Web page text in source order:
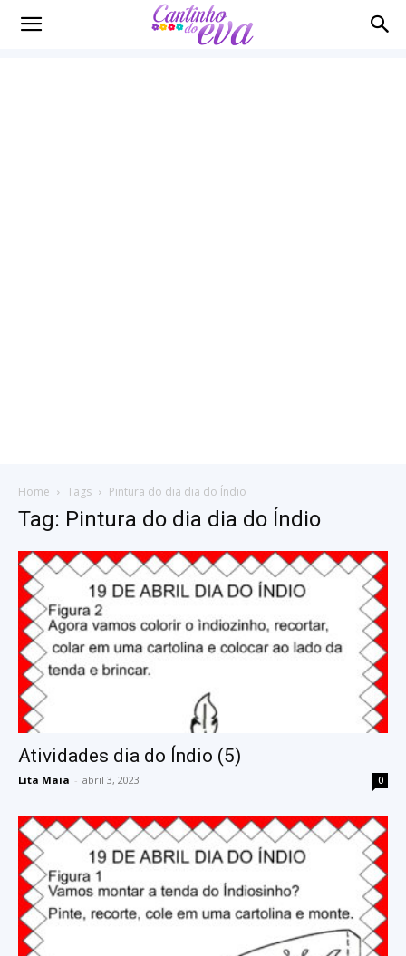
Cantinho
Home Tags Pintura do dia dia do Índio
Tag: Pintura do dia dia do Índio
Atividades dia do Índio (5)
Lita Maia - abril 3, 2023 0